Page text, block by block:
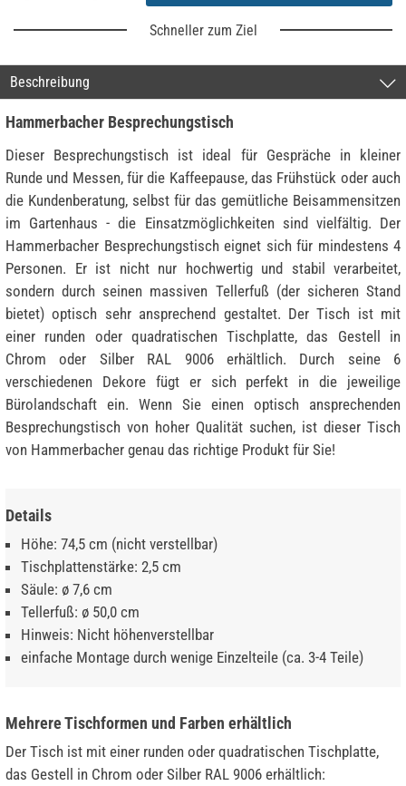
Schneller zum Ziel
Beschreibung
Hammerbacher Besprechungstisch
Dieser Besprechungstisch ist ideal für Gespräche in kleiner
Runde und Messen, für die Kaffeepause, das Frühstück oder auch
die Kundenberatung, selbst für das gemütliche Beisammensitzen
im Gartenhaus - die Einsatzmöglichkeiten sind vielfältig. Der
Hammerbacher Besprechungstisch eignet sich für mindestens 4
Personen. Er ist nicht nur hochwertig und stabil verarbeitet,
sondern durch seinen massiven Tellerfuß (der sicheren Stand
bietet) optisch sehr ansprechend gestaltet. Der Tisch ist mit
einer runden oder quadratischen Tischplatte, das Gestell in
Chrom oder Silber RAL 9006 erhältlich. Durch seine 6
verschiedenen Dekore fügt er sich perfekt in die jeweilige
Bürolandschaft ein. Wenn Sie einen optisch ansprechenden
Besprechungstisch von hoher Qualität suchen, ist dieser Tisch
von Hammerbacher genau das richtige Produkt für Sie!
Details
Höhe: 74,5 cm (nicht verstellbar)
Tischplattenstärke: 2,5 cm
Säule: ø 7,6 cm
Tellerfuß: ø 50,0 cm
Hinweis: Nicht höhenverstellbar
einfache Montage durch wenige Einzelteile (ca. 3-4 Teile)
Mehrere Tischformen und Farben erhältlich
Der Tisch ist mit einer runden oder quadratischen Tischplatte,
das Gestell in Chrom oder Silber RAL 9006 erhältlich: